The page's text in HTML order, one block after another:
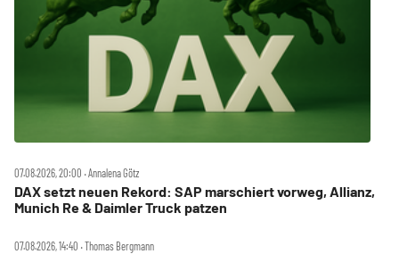
07.08.2026, 20:00 ‧ Annalena Götz
DAX setzt neuen Rekord: SAP marschiert vorweg, Allianz,
Munich Re & Daimler Truck patzen
07.08.2026, 14:40 ‧ Thomas Bergmann